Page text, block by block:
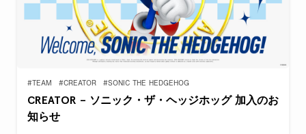
#TEAM #CREATOR #SONIC THE HEDGEHOG
CREATOR – ソニック・ザ・ヘッジホッグ 加入のお
知らせ